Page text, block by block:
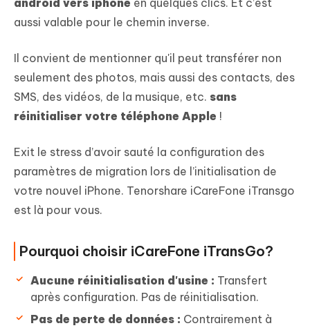
android vers iphone en quelques clics. Et c’est
aussi valable pour le chemin inverse.
Il convient de mentionner qu'il peut transférer non
seulement des photos, mais aussi des contacts, des
SMS, des vidéos, de la musique, etc. sans
réinitialiser votre téléphone Apple !
Exit le stress d’avoir sauté la configuration des
paramètres de migration lors de l’initialisation de
votre nouvel iPhone. Tenorshare iCareFone iTransgo
est là pour vous.
Pourquoi choisir iCareFone iTransGo?
Aucune réinitialisation d'usine : Transfert
après configuration. Pas de réinitialisation.
Pas de perte de données : Contrairement à